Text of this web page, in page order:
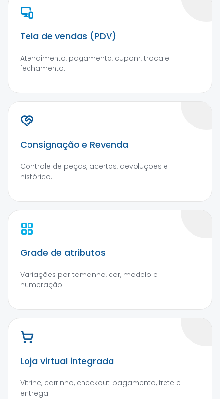
Tela de vendas (PDV)
Atendimento, pagamento, cupom, troca e
fechamento.
Consignação e Revenda
Controle de peças, acertos, devoluções e
histórico.
Grade de atributos
Variações por tamanho, cor, modelo e
numeração.
Loja virtual integrada
Vitrine, carrinho, checkout, pagamento, frete e
entrega.